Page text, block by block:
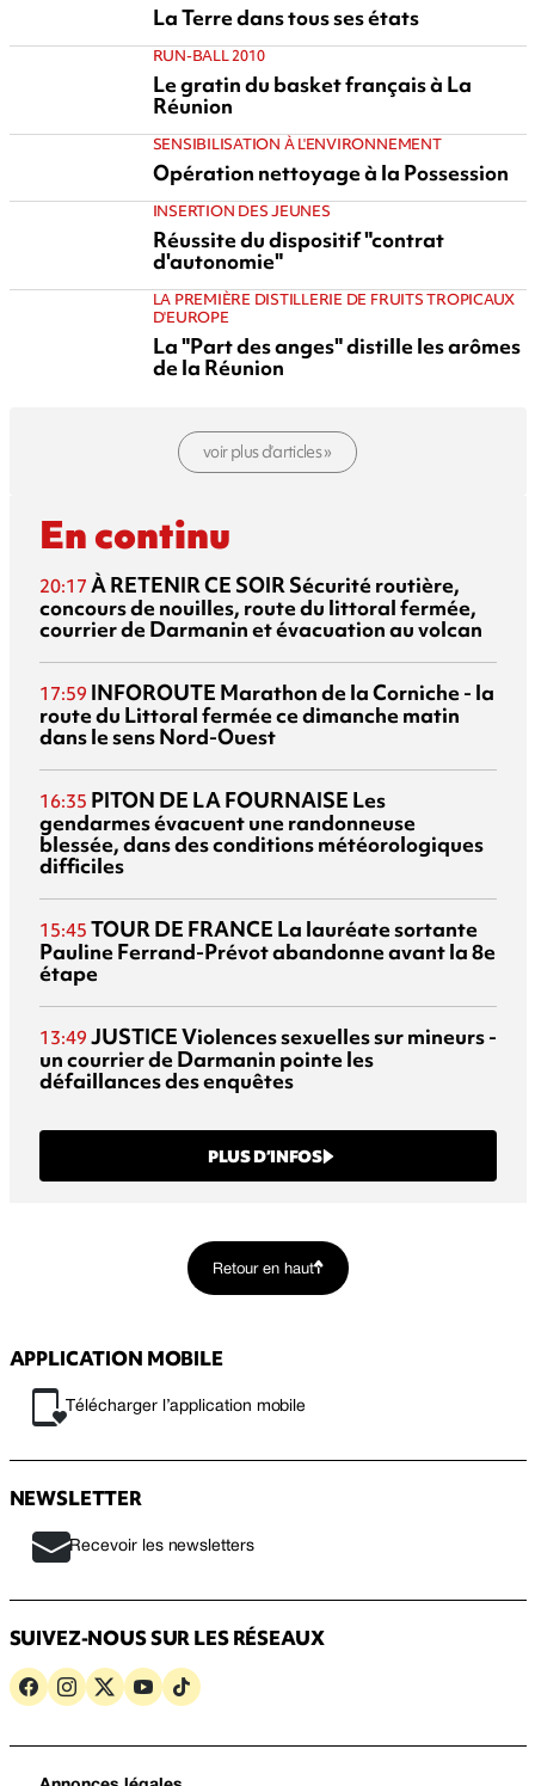
La Terre dans tous ses états
RUN-BALL 2010
Le gratin du basket français à La
Réunion
SENSIBILISATION À L'ENVIRONNEMENT
Opération nettoyage à la Possession
INSERTION DES JEUNES
Réussite du dispositif "contrat
d'autonomie"
LA PREMIÈRE DISTILLERIE DE FRUITS TROPICAUX
D'EUROPE
La "Part des anges" distille les arômes
de la Réunion
voir plus d’articles »
En continu
20:17 À RETENIR CE SOIRSécurité routière,
concours de nouilles, route du littoral fermée,
courrier de Darmanin et évacuation au volcan
17:59 INFOROUTE Marathon de la Corniche - la
route du Littoral fermée ce dimanche matin
dans le sens Nord-Ouest
16:35 PITON DE LA FOURNAISE Les
gendarmes évacuent une randonneuse
blessée, dans des conditions météorologiques
difficiles
15:45 TOUR DE FRANCE La lauréate sortante
Pauline Ferrand-Prévot abandonne avant la 8e
étape
13:49 JUSTICEViolences sexuelles sur mineurs -
un courrier de Darmanin pointe les
défaillances des enquêtes
PLUS D’INFOS
Retour en haut
APPLICATION MOBILE
Télécharger l’application mobile
NEWSLETTER
Recevoir les newsletters
SUIVEZ-NOUS SUR LES RÉSEAUX